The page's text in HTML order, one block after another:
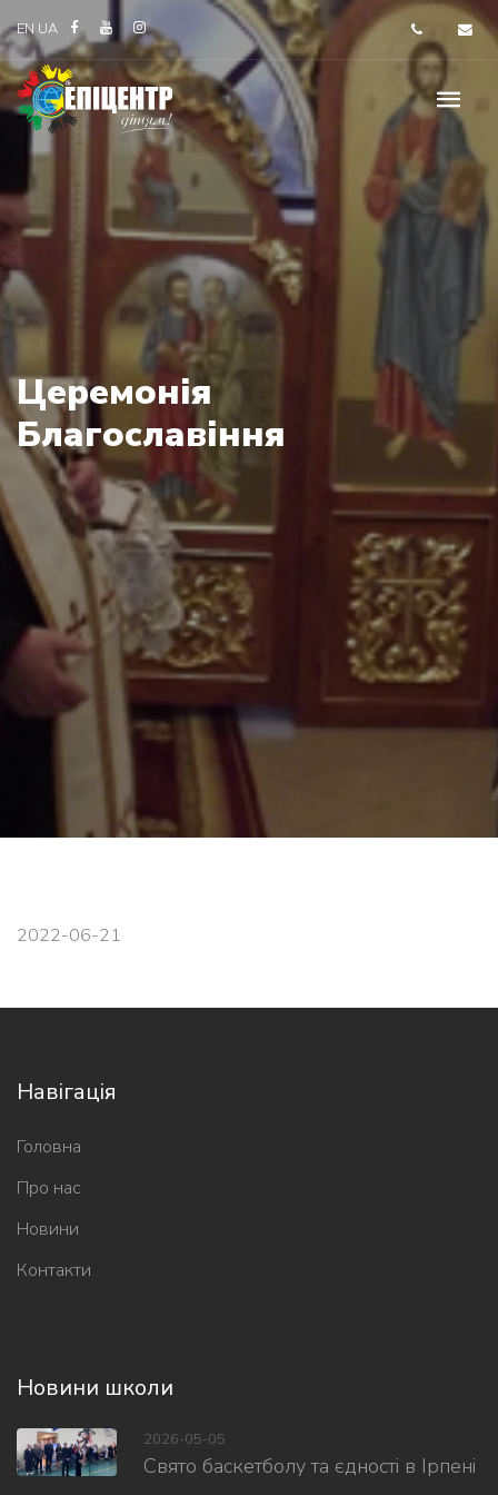
EN UA
Церемонія
Благославіння
2022-06-21
Навігація
Головна
Про нас
Новини
Контакти
Новини школи
2026-05-05
Свято баскетболу та єдності в Ірпені